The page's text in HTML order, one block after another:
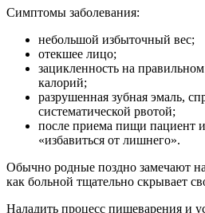
Симптомы заболевания:
небольшой избыточный вес;
отекшее лицо;
зацикленность на
калорий;
разрушенная зубная эмаль,
систематической рвотой;
после приема пищи пациент
«избавиться от лишнего».
Обычно родные поздно замечают
как больной тщательно скрывает
Наладить процесс пищеварения и